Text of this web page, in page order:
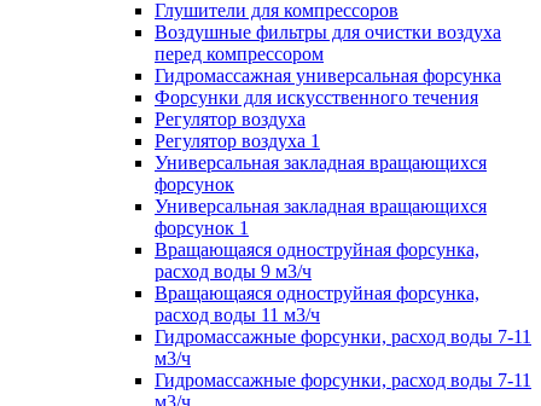
Глушители для компрессоров
Воздушные фильтры для очистки воздуха
перед компрессором
Гидромассажная универсальная форсунка
Форсунки для искусственного течения
Регулятор воздуха
Регулятор воздуха 1
Универсальная закладная вращающихся
форсунок
Универсальная закладная вращающихся
форсунок 1
Вращающаяся одноструйная форсунка,
расход воды 9 м3/ч
Вращающаяся одноструйная форсунка,
расход воды 11 м3/ч
Гидромассажные форсунки, расход воды 7-11
м3/ч
Гидромассажные форсунки, расход воды 7-11
м3/ч